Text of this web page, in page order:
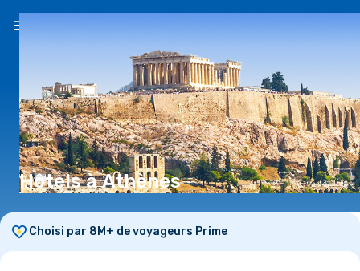
Hôtels à Athènes
Choisi par 8M+ de voyageurs Prime